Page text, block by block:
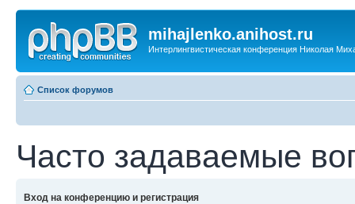
mihajlenko.anihost.ru
Интерлингвистическая конференция Николая
Список форумов
Часто задаваемые
Вход на конференцию и регистрация